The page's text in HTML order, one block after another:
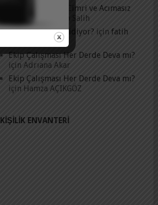
Zenginlik İnsanı Cimri ve Acımasız
Salih
Gençlik Nereye Gidiyor? içinfatih
ibrahim karaca
Ekip Çalışması Her Derde Deva mı?
için Adrıana Akar
Ekip Çalışması Her Derde Deva mı?
için Hamza AÇIKGÖZ
KIŞILIK ENVANTERI